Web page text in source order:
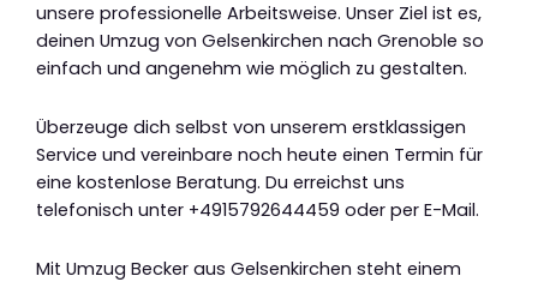
unsere professionelle Arbeitsweise. Unser Ziel ist es,
deinen Umzug von Gelsenkirchen nach Grenoble so
einfach und angenehm wie möglich zu gestalten.
Überzeuge dich selbst von unserem erstklassigen
Service und vereinbare noch heute einen Termin für
eine kostenlose Beratung. Du erreichst uns
telefonisch unter +4915792644459 oder per E-Mail.
Mit Umzug Becker aus Gelsenkirchen steht einem